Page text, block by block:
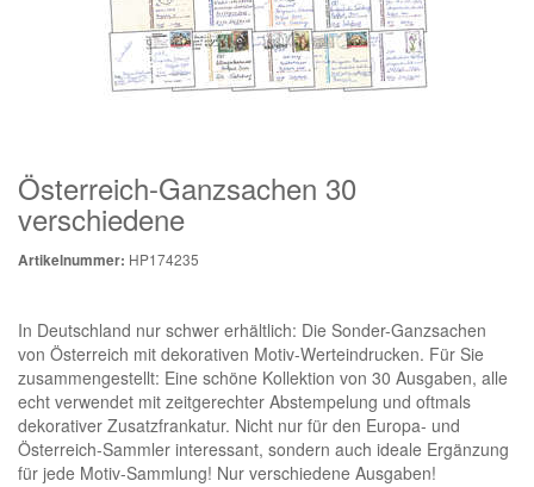
Österreich-Ganzsachen 30
verschiedene
Artikelnummer: HP174235
In Deutschland nur schwer erhältlich: Die Sonder-Ganzsachen
von Österreich mit dekorativen Motiv-Werteindrucken. Für Sie
zusammengestellt: Eine schöne Kollektion von 30 Ausgaben, alle
echt verwendet mit zeitgerechter Abstempelung und oftmals
dekorativer Zusatzfrankatur. Nicht nur für den Europa- und
Österreich-Sammler interessant, sondern auch ideale Ergänzung
für jede Motiv-Sammlung! Nur verschiedene Ausgaben!